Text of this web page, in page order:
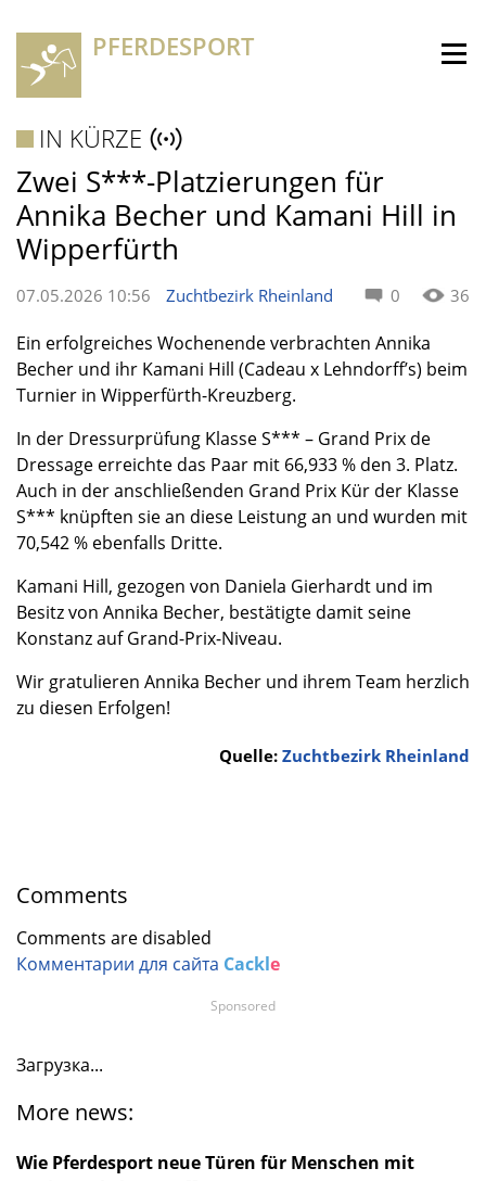
PFERDESPORT
IN KÜRZE
Zwei S***-Platzierungen für
Annika Becher und Kamani Hill in
Wipperfürth
0 36
07.05.2026 10:56 Zuchtbezirk Rheinland
Ein erfolgreiches Wochenende verbrachten Annika
Becher und ihr Kamani Hill (Cadeau x Lehndorff’s) beim
Turnier in Wipperfürth-Kreuzberg.
In der Dressurprüfung Klasse S*** – Grand Prix de
Dressage erreichte das Paar mit 66,933 % den 3. Platz.
Auch in der anschließenden Grand Prix Kür der Klasse
S*** knüpften sie an diese Leistung an und wurden mit
70,542 % ebenfalls Dritte.
Kamani Hill, gezogen von Daniela Gierhardt und im
Besitz von Annika Becher, bestätigte damit seine
Konstanz auf Grand-Prix-Niveau.
Wir gratulieren Annika Becher und ihrem Team herzlich
zu diesen Erfolgen!
Quelle: Zuchtbezirk Rheinland
Comments
Comments are disabled
Комментарии для сайта Cackle
Загрузка...
More news:
Wie Pferdesport neue Türen für Menschen mit
Sponsored